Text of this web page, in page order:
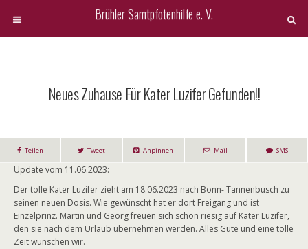
Brühler Samtpfotenhilfe e. V.
Neues Zuhause Für Kater Luzifer Gefunden!!
Teilen Tweet Anpinnen Mail SMS
Update vom 11.06.2023:
Der tolle Kater Luzifer zieht am 18.06.2023 nach Bonn- Tannenbusch zu
seinen neuen Dosis. Wie gewünscht hat er dort Freigang und ist
Einzelprinz. Martin und Georg freuen sich schon riesig auf Kater Luzifer,
den sie nach dem Urlaub übernehmen werden. Alles Gute und eine tolle
Zeit wünschen wir.